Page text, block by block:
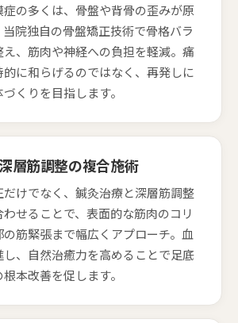
症の多くは、骨盤や背骨の歪みが原
当院独自の骨盤矯正技術で骨格バラ
え、筋肉や神経への負担を軽減。痛
的に和らげるのではなく、再発しに
くりを目指します。
層筋調整の複合施術
だけでなく、鍼灸治療と深層筋調整
わせることで、表面的な筋肉のコリ
の筋緊張まで幅広くアプローチ。血
し、自然治癒力を高めることで足底
本改善を促します。